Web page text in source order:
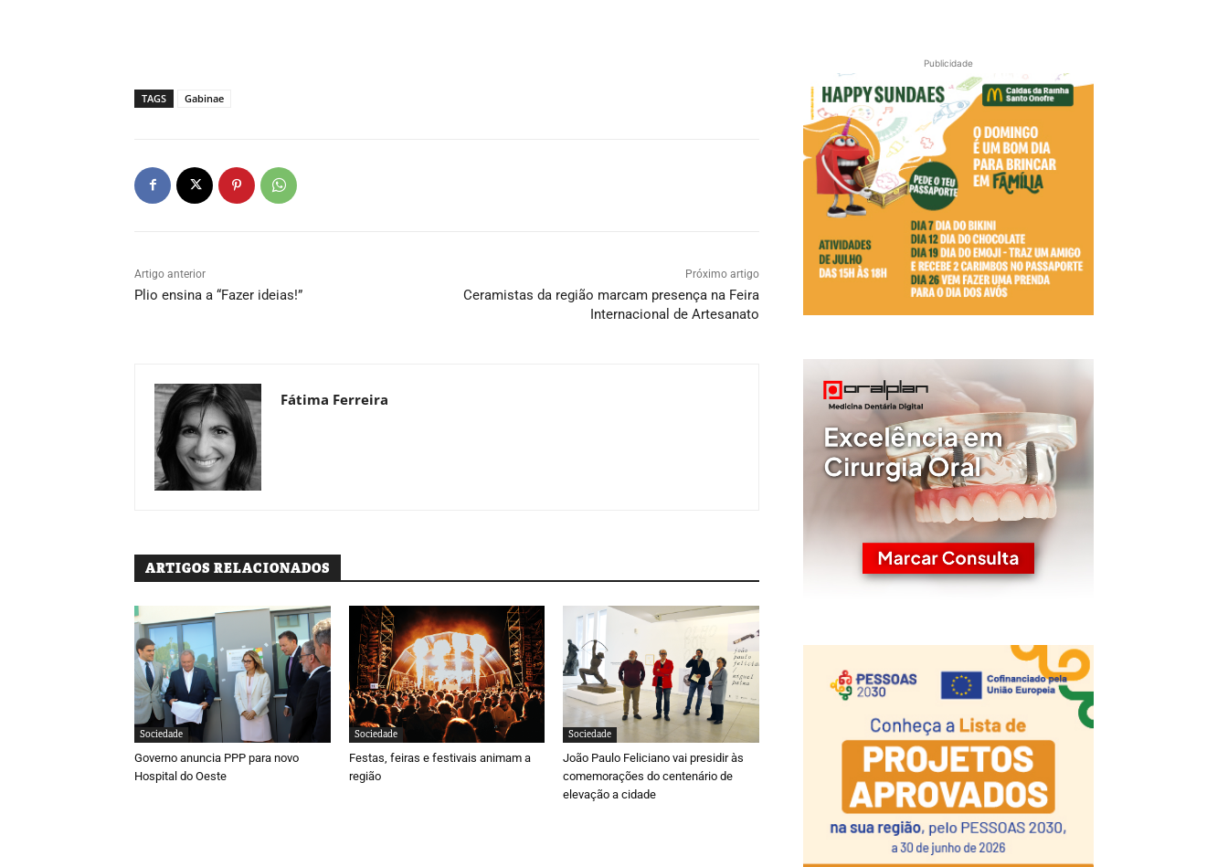
TAGS Gabinae
Artigo anterior
Plio ensina a “Fazer ideias!”
Próximo artigo
Ceramistas da região marcam presença na Feira
Internacional de Artesanato
Fátima Ferreira
ARTIGOS RELACIONADOS
Sociedade
Governo anuncia PPP para novo
Hospital do Oeste
Sociedade
Festas, feiras e festivais animam a
região
Sociedade
João Paulo Feliciano vai presidir às
comemorações do centenário de
elevação a cidade
Publicidade